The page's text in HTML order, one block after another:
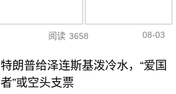
阅读 3658 08-03
特朗普给泽连斯基泼冷水，“爱国
者”或空头支票